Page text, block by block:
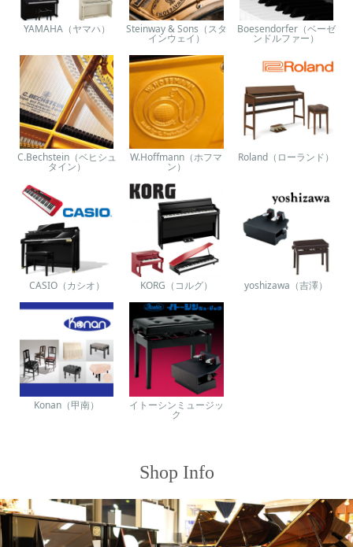
YAMAHA（ヤマハ） Steinway & Sons（スタ
インウェイ）
Boesendorfer（ベーゼ
ンドルファー）
C.Bechstein（ベヒシュ
タイン）
W.Hoffmann（ホフマ
ン）
Roland（ローランド）
CASIO（カシオ） KORG（コルグ） yoshizawa（吉澤）
Konan（甲南） イトーシンミュージッ
ク
Shop Info